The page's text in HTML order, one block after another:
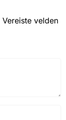
Vereiste velden